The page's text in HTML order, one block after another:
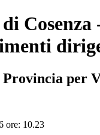
Cosenza
Provincia per
ore: 10.23